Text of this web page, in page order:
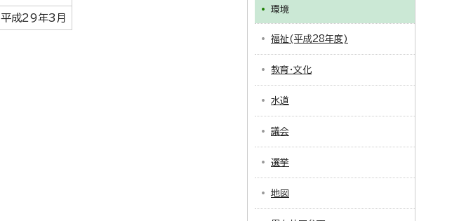
平成29年3月
環境
福祉(平成28年度)
教育・文化
水道
議会
選挙
地図